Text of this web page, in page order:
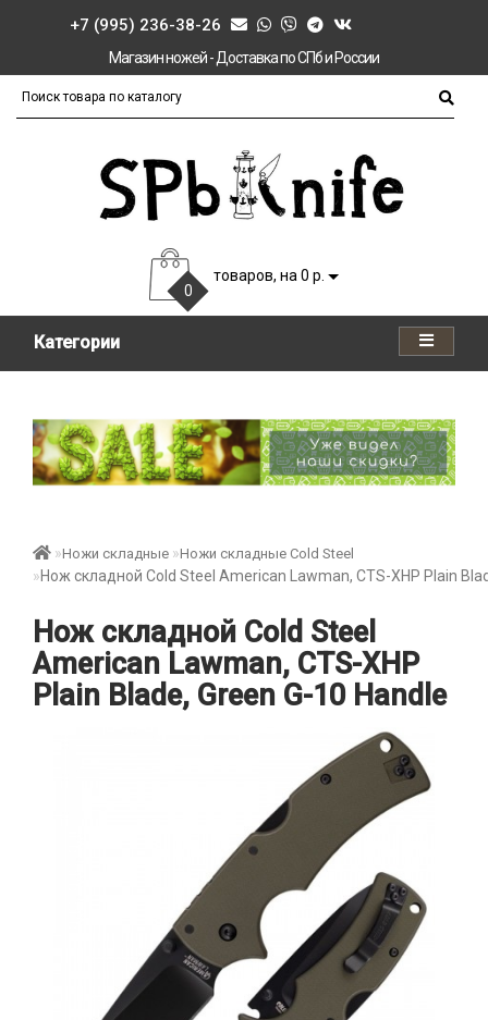
+7 (995) 236-38-26
Магазин ножей - Доставка по СПб и России
0
товаров, на 0 р.
Категории
Ножи складные Ножи складные Cold Steel
Нож складной Cold Steel American Lawman, CTS-XHP Plain
Нож складной Cold Steel
American Lawman, CTS-XHP
Plain Blade, Green G-10 Handle